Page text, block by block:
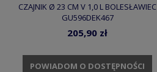
CZAJNIK Ø 23 CM V 1,0 L BOLESŁAWIEC
GU596DEK467
205,90 zł
POWIADOM O DOSTĘPNOŚCI